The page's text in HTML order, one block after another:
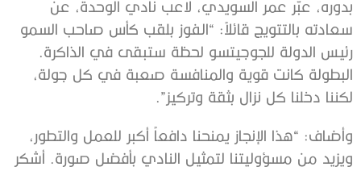
بدوره، عبّر عمر السويدي، لاعب نادي الوحدة، عن
سعادته بالتتويج قائلاً: “الفوز بلقب كأس صاحب السمو
رئيس الدولة للجوجيتسو لحظة ستبقى في الذاكرة.
البطولة كانت قوية والمنافسة صعبة في كل جولة،
لكننا دخلنا كل نزال بثقة وتركيز”.
وأضاف: “هذا الإنجاز يمنحنا دافعاً أكبر للعمل والتطور،
ويزيد من مسؤوليتنا لتمثيل النادي بأفضل صورة. أشكر